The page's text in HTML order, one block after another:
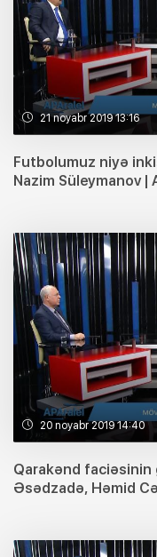
21 noyabr 2019 13:16
Futbolumuz niyə
Nazim Süleymanov |
20 noyabr 2019 14:40
Qarakənd faciəsinin
Əsədzadə, Həmid